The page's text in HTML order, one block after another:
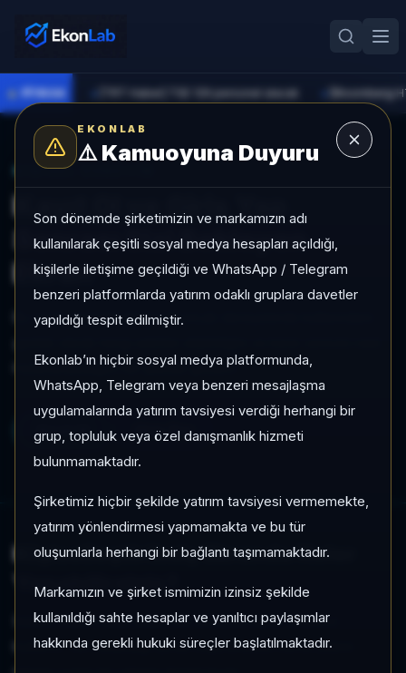
EKONLAB
⚠️Kamuoyuna Duyuru
Son dönemde şirketimizin ve markamızın adı
kullanılarak çeşitli sosyal medya hesapları açıldığı,
kişilerle iletişime geçildiği ve WhatsApp / Telegram
benzeri platformlarda yatırım odaklı gruplara davetler
yapıldığı tespit edilmiştir.
Ekonlab’ın hiçbir sosyal medya platformunda,
WhatsApp, Telegram veya benzeri mesajlaşma
uygulamalarında yatırım tavsiyesi verdiği herhangi bir
grup, topluluk veya özel danışmanlık hizmeti
bulunmamaktadır.
Şirketimiz hiçbir şekilde yatırım tavsiyesi vermemekte,
yatırım yönlendirmesi yapmamakta ve bu tür
oluşumlarla herhangi bir bağlantı taşımamaktadır.
Markamızın ve şirket ismimizin izinsiz şekilde
kullanıldığı sahte hesaplar ve yanıltıcı paylaşımlar
hakkında gerekli hukuki süreçler başlatılmaktadır.
● PİYASA [TRT Haber] TSE 129 personel alacak
KIŞISEL DENEYIM
Kayıt Ol ve Giriş Yap
Sonrası Sizi Bekleyen
Ekran
Bu sayfa, kişiselleştirilmiş EkonLab deneyiminde kullanıcıların
hızlandırabildiğini net şekilde gösterir.
Kayıt Ol Giriş Yap
Kişiselleştirilmiş Ekranda Neler
Yapabilirsiniz?
Sistem, kişisel takip akışını tek ekranda toplar. Böylece
kullanıcı, veri kalabalığı içinde kaybolmadan kendi yatırım